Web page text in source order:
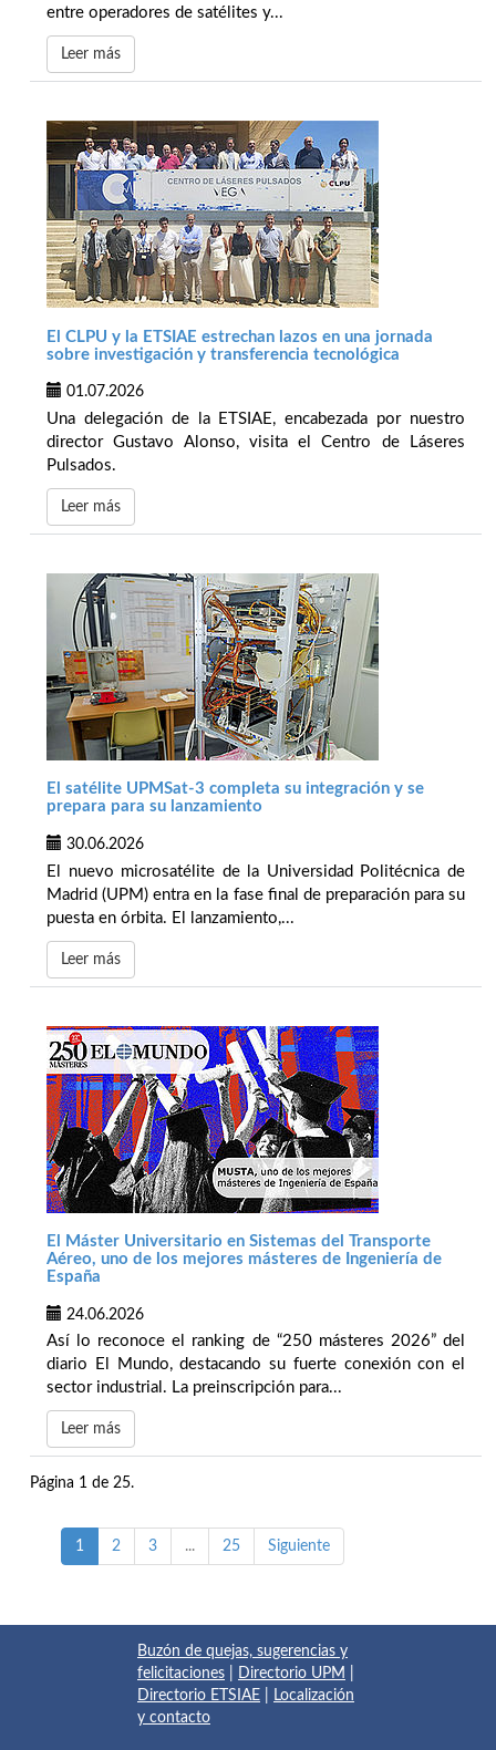
entre operadores de satélites y...
Leer más
El CLPU y la ETSIAE estrechan lazos en una jornada
sobre investigación y transferencia tecnológica
01.07.2026
Una delegación de la ETSIAE, encabezada por nuestro
director Gustavo Alonso, visita el Centro de Láseres
Pulsados.
Leer más
El satélite UPMSat-3 completa su integración y se
prepara para su lanzamiento
30.06.2026
El nuevo microsatélite de la Universidad Politécnica de
Madrid (UPM) entra en la fase final de preparación para su
puesta en órbita. El lanzamiento,...
Leer más
El Máster Universitario en Sistemas del Transporte
Aéreo, uno de los mejores másteres de Ingeniería de
España
24.06.2026
Así lo reconoce el ranking de “250 másteres 2026” del
diario El Mundo, destacando su fuerte conexión con el
sector industrial. La preinscripción para...
Leer más
Página 1 de 25.
1 2 3 ... 25 Siguiente
Buzón de quejas, sugerencias y
felicitaciones
Directorio UPM
Directorio ETSIAE
Localización
y contacto